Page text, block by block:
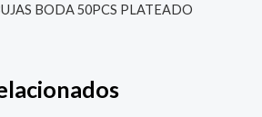
BODA 50PCS PLATEADO